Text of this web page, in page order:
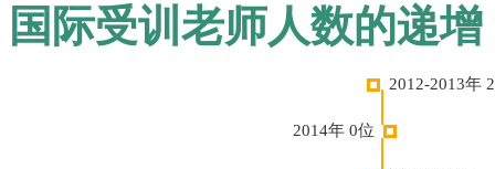
国际受训老师人数的递增
2012-2013年
2014年 0位